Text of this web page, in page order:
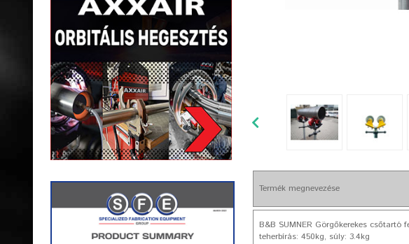
Termék megnevezése
B&B SUMNER Görgőkerekes csőtartó
teherbírás: 450kg, súly: 3.4kg